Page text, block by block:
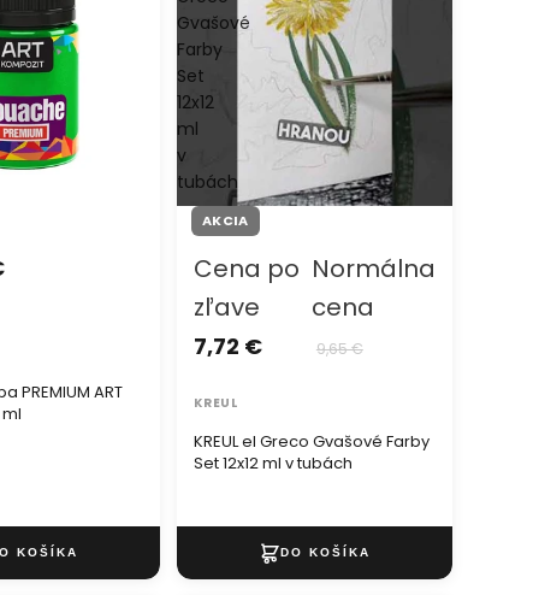
PREMIUM ART
Gvašové
Farby
Set
12x12
ml
v
tubách
AKCIA
KREUL el Greco Gvašové Farby
Set 12x12 ml v tubách
Cena po
zľave
7,72 €
Normálna
cena
9,65 €
KREUL